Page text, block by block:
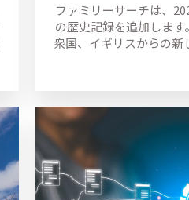
ファミリーサーチは、
の歴史記録を追加しま
衆国、イギリスからの新